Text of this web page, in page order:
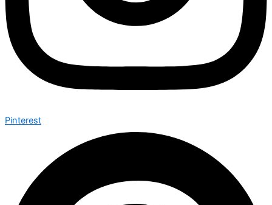
Pinterest